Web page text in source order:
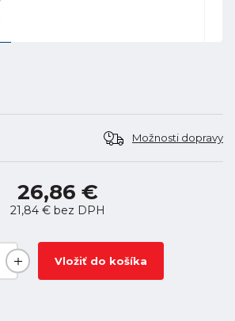
Možnosti dopravy
26,86 €
21,84 € bez DPH
Vložiť do košíka